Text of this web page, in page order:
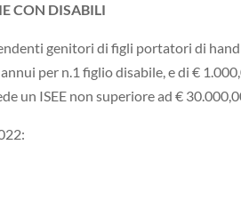
CON DISABILI
genitori di figli portatori di
per n.1 figlio disabile, e di €
un ISEE non superiore ad €